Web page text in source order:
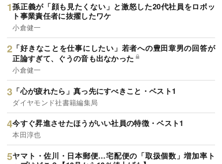
孫正義が「顔も見たくない」と激怒した20代社員をロボッ
ト事業責任者に抜擢したワケ
小倉健一
「好きなことを仕事にしたい」若者への豊田章男の回答が
正論すぎて、ぐうの音も出なかった
小倉健一
「心が疲れたら」真っ先にすべきこと・ベスト1
ダイヤモンド社書籍編集局
今すぐ昇進させたほうがいい社員の特徴・ベスト1
本田淳也
ヤマト・佐川・日本郵便…宅配便の「取扱個数」増加率ト